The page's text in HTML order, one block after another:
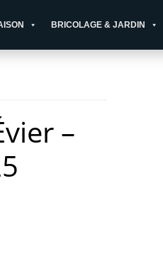
BRICOLAGE & JARDIN
–